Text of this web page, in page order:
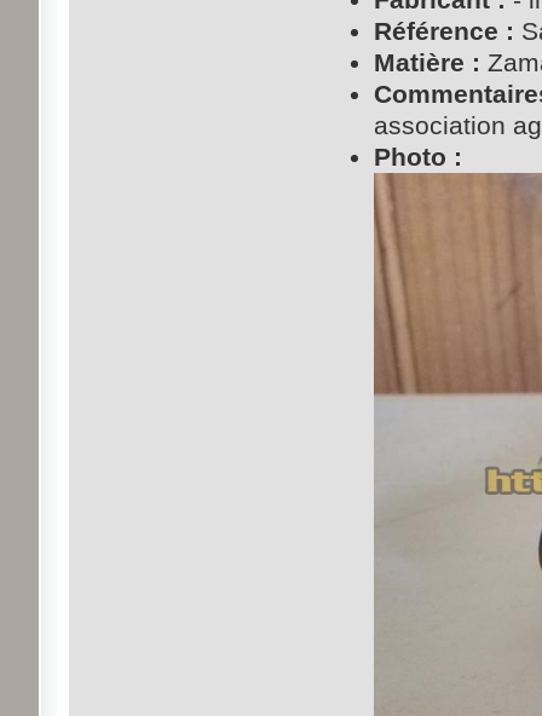
Référence :
Matière :
association
Photo :